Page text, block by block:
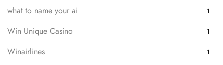
what to name your ai 1
Win Unique Casino 1
Winairlines 1